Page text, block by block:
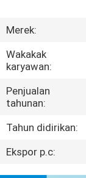
TENTANG
TUR
PABRIK
KONTROL
KUALITAS
Merek:
Wakakak
karyawan:
Penjualan
tahunan:
Tahun didirikan:
Ekspor p.c: